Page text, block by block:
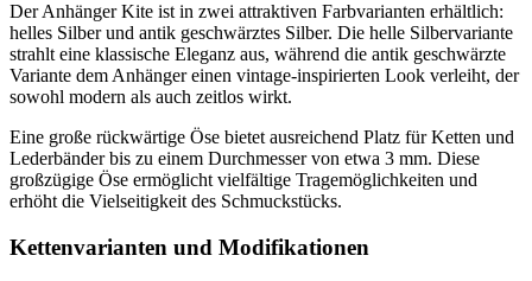
Der Anhänger Kite ist in zwei attraktiven Farbvarianten erhältlich:
helles Silber und antik geschwärztes Silber. Die helle Silbervariante
strahlt eine klassische Eleganz aus, während die antik geschwärzte
Variante dem Anhänger einen vintage-inspirierten Look verleiht, der
sowohl modern als auch zeitlos wirkt.
Eine große rückwärtige Öse bietet ausreichend Platz für Ketten und
Lederbänder bis zu einem Durchmesser von etwa 3 mm. Diese
großzügige Öse ermöglicht vielfältige Tragemöglichkeiten und
erhöht die Vielseitigkeit des Schmuckstücks.
Kettenvarianten und Modifikationen